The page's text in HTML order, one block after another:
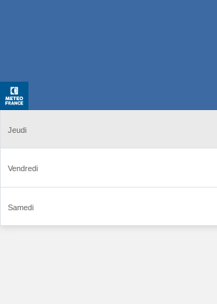
Jeudi
Vendredi
Samedi